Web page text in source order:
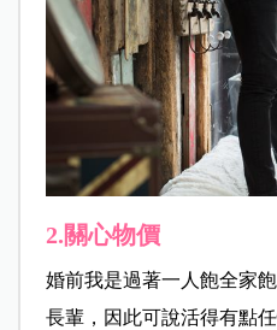
2.關心物價
婚前我是過著一人飽全家
長輩，因此可說活得有點